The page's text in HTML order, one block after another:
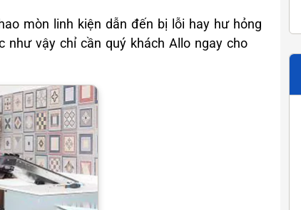
mòn linh kiện dẫn đến bị lỗi hay hư hỏng
như vậy chỉ cần quý khách Allo ngay cho